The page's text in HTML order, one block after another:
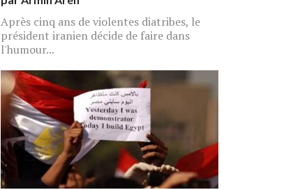
Après cinq ans de violentes diatribes, le
président iranien décide de faire dans
l'humour...